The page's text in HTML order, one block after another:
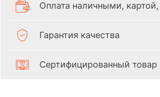
Оплата наличными, картой,
Гарантия качества
Сертифицированный товар